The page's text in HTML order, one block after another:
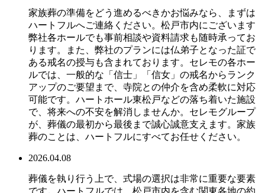
家族葬の準備をどう進めるべきかお悩みなら、まずは
ハートフルへご連絡ください。松戸市内にございます
弊社各ホールでも事前相談や資料請求も随時承ってお
ります。また、弊社のプランには仏弟子となった証で
ある戒名の授与も含まれております。セレモの各ホー
ルでは、一般的な「信士」「信女」の戒名からランク
アップのご要望まで、寺院との仲介を含め柔軟に対応
可能です。ハートホール東松戸などの落ち着いた施設
で、将来への不安を解消しませんか。セレモグループ
が、葬儀の最初から最後まで誠心誠意支えます。家族
葬のことは、ハートフルにすべてお任せください。
2026.04.08
葬儀を執り行う上で、式場の選択は非常に重要な要素
です。ハートフルでは、松戸市内を含む関東各地の約